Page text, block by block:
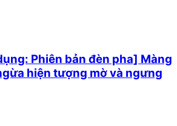
Phiên bản đèn pha] Màng
hiện tượng mờ và ngưng